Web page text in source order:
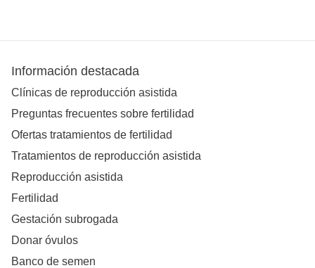
Información destacada
Clínicas de reproducción asistida
Preguntas frecuentes sobre fertilidad
Ofertas tratamientos de fertilidad
Tratamientos de reproducción asistida
Reproducción asistida
Fertilidad
Gestación subrogada
Donar óvulos
Banco de semen